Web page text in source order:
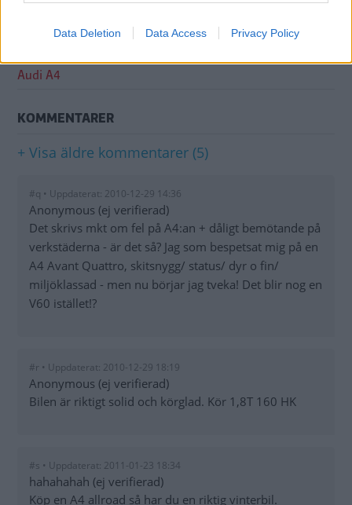
Data Deletion Data Access Privacy Policy
Audi A4
KOMMENTARER
+ Visa äldre kommentarer (5)
#q • Uppdaterat: 2010-12-29 14:36
Anonymous (ej verifierad)
Det skrivs mkt om fel på A4:an + dåligt bemötande på
verkstäderna - är det så? Jag som bespetsat mig på en
A4 Avant Quattro, skitsnygg/ status/ dyr o fin/
miljöklassad - men nu börjar jag tveka! Det blir nog en
V60 istället!?
#r • Uppdaterat: 2010-12-29 18:19
Anonymous (ej verifierad)
Bilen är riktigt solid och körglad. Kör 1,8T 160 HK
#s • Uppdaterat: 2011-01-23 18:34
hahahahah (ej verifierad)
Köp en A4 allroad så har du en riktig vinterbil.